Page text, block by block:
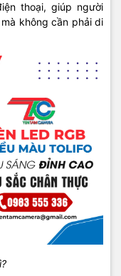
thoại, giúp người
không cần phải di